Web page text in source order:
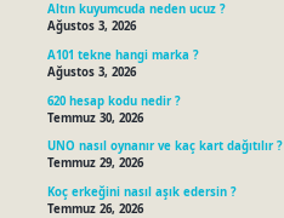
Altın kuyumcuda neden ucuz ?
Ağustos 3, 2026
A101 tekne hangi marka ?
Ağustos 3, 2026
620 hesap kodu nedir ?
Temmuz 30, 2026
UNO nasıl oynanır ve kaç kart dağıtılır ?
Temmuz 29, 2026
Koç erkeğini nasıl aşık edersin ?
Temmuz 26, 2026